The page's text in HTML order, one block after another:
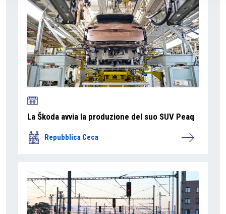
La Škoda avvia la produzione del suo SUV Peaq
Repubblica Ceca